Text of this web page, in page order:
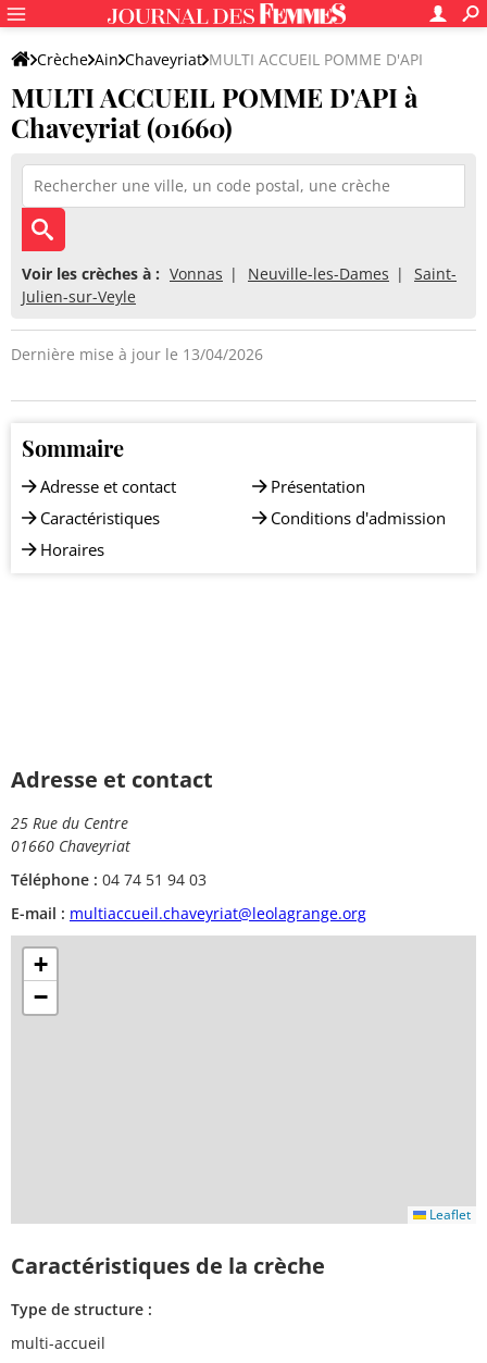
Crèche Ain Chaveyriat MULTI ACCUEIL POMME D'API
MULTI ACCUEIL POMME D'API à
Chaveyriat (01660)
Voir les crèches à : Vonnas Neuville-les-Dames
Saint-
Julien-sur-Veyle
Dernière mise à jour le 13/04/2026
Sommaire
Adresse et contact
Caractéristiques
Horaires
Présentation
Conditions d'admission
Adresse et contact
25 Rue du Centre
01660 Chaveyriat
Téléphone : 04 74 51 94 03
E-mail : multiaccueil.chaveyriat@leolagrange.org
+
−
Leaflet
Caractéristiques de la crèche
Type de structure :
multi-accueil